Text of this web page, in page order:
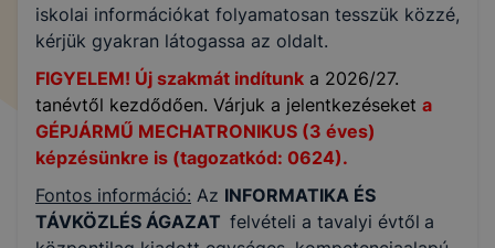
iskolai információkat folyamatosan tesszük közzé,
kérjük gyakran látogassa az oldalt.
FIGYELEM! Új szakmát indítunk a 2026/27.
tanévtől kezdődően. Várjuk a jelentkezéseket a
GÉPJÁRMŰ MECHATRONIKUS (3 éves)
képzésünkre is (tagozatkód: 0624).
Fontos információ: Az INFORMATIKA ÉS
TÁVKÖZLÉS ÁGAZAT felvételi a tavalyi évtől a